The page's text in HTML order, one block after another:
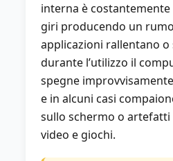
interna è costantemente
giri producendo un
applicazioni rallentano o
durante l’utilizzo il
spegne
e in alcuni casi
sullo schermo o
video e giochi.